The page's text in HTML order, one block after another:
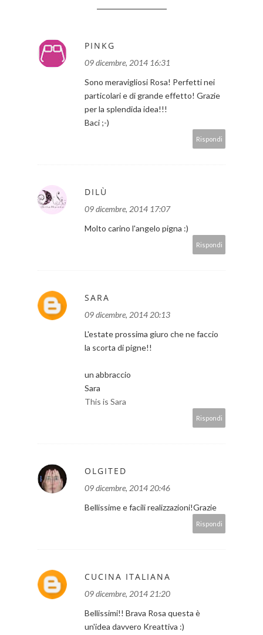
PINKG
09 dicembre, 2014 16:31
Sono meravigliosi Rosa! Perfetti nei
particolari e di grande effetto! Grazie
per la splendida idea!!!
Baci ;-)
Rispondi
DILÙ
09 dicembre, 2014 17:07
Molto carino l'angelo pigna :)
Rispondi
SARA
09 dicembre, 2014 20:13
L'estate prossima giuro che ne faccio
la scorta di pigne!!
un abbraccio
Sara
This is Sara
Rispondi
OLGITED
09 dicembre, 2014 20:46
Bellissime e facili realizzazioni!Grazie
Rispondi
CUCINA ITALIANA
09 dicembre, 2014 21:20
Bellissimi!! Brava Rosa questa è
un'idea davvero Kreattiva :)